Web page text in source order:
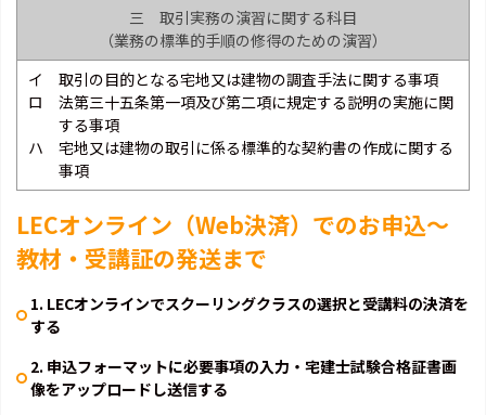
三 取引実務の演習に関する科目
（業務の標準的手順の修得のための演習）
イ 取引の目的となる宅地又は建物の調査手法に関する事項
ロ 法第三十五条第一項及び第二項に規定する説明の実施に関
する事項
ハ 宅地又は建物の取引に係る標準的な契約書の作成に関する
事項
LECオンライン（Web決済）でのお申込～
教材・受講証の発送まで
1. LECオンラインでスクーリングクラスの選択と受講料の決済を
する
2. 申込フォーマットに必要事項の入力・宅建士試験合格証書画
像をアップロードし送信する